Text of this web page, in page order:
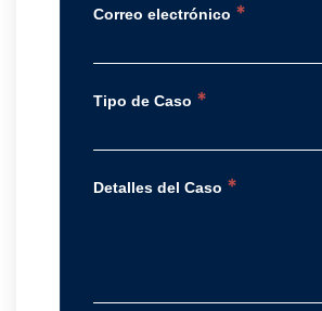
Correo electrónico *
Tipo de Caso *
Detalles del Caso *